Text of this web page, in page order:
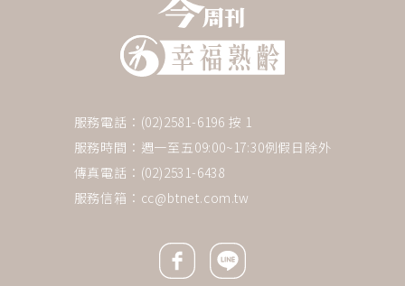
服務電話：(02)2581-6196 按 1
服務時間：週一至五09:00~17:30例假日除外
傳真電話：(02)2531-6438
服務信箱： cc@btnet.com.tw
Facebook icon
Line icon